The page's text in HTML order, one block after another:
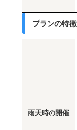
プランの特徴
雨天時の開催